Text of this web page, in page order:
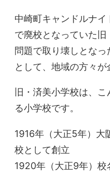
中崎町キャンドルナ
で廃校となっていた
問題で取り壊しとなっ
として、地域の方々が
旧・済美小学校は、
る小学校です。
1916年（大正5年）大
校として創立
1920年（大正9年）校